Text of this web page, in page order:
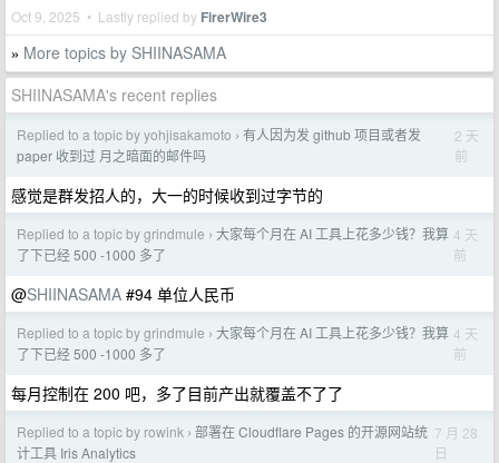
Oct 9, 2025 • Lastly replied by FirerWire3
» More topics by SHIINASAMA
SHIINASAMA's recent replies
Replied to a topic by yohjisakamoto › 有人因为发 github 项目或者发
paper 收到过 月之暗面的邮件吗
2 天
前
感觉是群发招人的，大一的时候收到过字节的
Replied to a topic by grindmule › 大家每个月在 AI 工具上花多少钱？我算
了下已经 500 -1000 多了
4 天
前
@SHIINASAMA #94 单位人民币
Replied to a topic by grindmule › 大家每个月在 AI 工具上花多少钱？我算
了下已经 500 -1000 多了
4 天
前
每月控制在 200 吧，多了目前产出就覆盖不了了
Replied to a topic by rowink › 部署在 Cloudflare Pages 的开源网站统
计工具 Iris Analytics
7 月 28
日